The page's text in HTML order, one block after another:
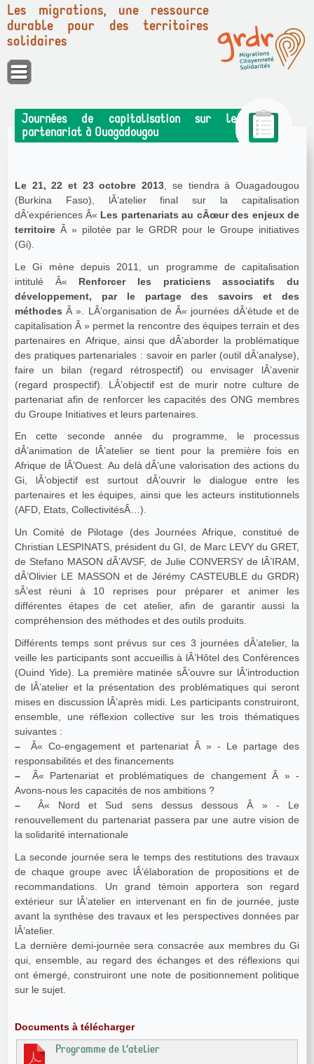
Panneau de gestion des cookies
Les migrations, une ressource
durable pour des territoires
solidaires
Journées de capitalisation sur le
partenariat à Ouagadougou
Le 21, 22 et 23 octobre 2013 , se tiendra à Ouagadougou
(Burkina Faso), lÂ’atelier final sur la capitalisation
dÂ’expériences Â« Les partenariats au cÂœur des enjeux de
territoire Â » pilotée par le GRDR pour le Groupe initiatives
(Gi).
Le Gi mène depuis 2011, un programme de capitalisation
intitulé Â« Renforcer les praticiens associatifs du
développement, par le partage des savoirs et des
méthodes Â ». LÂ’organisation de Â« journées dÂ’étude et de
capitalisation Â » permet la rencontre des équipes terrain et des
partenaires en Afrique, ainsi que dÂ’aborder la problématique
des pratiques partenariales : savoir en parler (outil dÂ’analyse),
faire un bilan (regard rétrospectif) ou envisager lÂ’avenir
(regard prospectif). LÂ’objectif est de murir notre culture de
partenariat afin de renforcer les capacités des ONG membres
du Groupe Initiatives et leurs partenaires.
En cette seconde année du programme, le processus
dÂ’animation de lÂ’atelier se tient pour la première fois en
Afrique de lÂ’Ouest. Au delà dÂ’une valorisation des actions du
Gi, lÂ’objectif est surtout dÂ’ouvrir le dialogue entre les
partenaires et les équipes, ainsi que les acteurs institutionnels
(AFD, Etats, CollectivitésÂ…).
Un Comité de Pilotage (des Journées Afrique, constitué de
Christian LESPINATS, président du GI, de Marc LEVY du GRET,
de Stefano MASON dÂ’AVSF, de Julie CONVERSY de lÂ’IRAM,
dÂ’Olivier LE MASSON et de Jérémy CASTEUBLE du GRDR)
sÂ’est réuni à 10 reprises pour préparer et animer les
différentes étapes de cet atelier, afin de garantir aussi la
compréhension des méthodes et des outils produits.
Différents temps sont prévus sur ces 3 journées dÂ’atelier, la
veille les participants sont accueillis à lÂ’Hôtel des Conférences
(Ouind Yide). La première matinée sÂ’ouvre sur lÂ’introduction
de lÂ’atelier et la présentation des problématiques qui seront
mises en discussion lÂ’après midi. Les participants construiront,
ensemble, une réflexion collective sur les trois thématiques
suivantes :
–
responsabilités et des financements
– Â« Partenariat et problématiques de changement Â » -
Avons-nous les capacités de nos ambitions ?
– Â« Nord et Sud sens dessus dessous Â » - Le
renouvellement du partenariat passera par une autre vision de
la solidarité internationale
La seconde journée sera le temps des restitutions des travaux
de chaque groupe avec lÂ’élaboration de propositions et de
recommandations. Un grand témoin apportera son regard
extérieur sur lÂ’atelier en intervenant en fin de journée, juste
avant la synthèse des travaux et les perspectives données par
lÂ’atelier.
La dernière demi-journée sera consacrée aux membres du Gi
qui, ensemble, au regard des échanges et des réflexions qui
ont émergé, construiront une note de positionnement politique
sur le sujet.
Documents à télécharger
Programme de l’atelier